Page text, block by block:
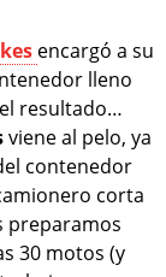
encargó a su
lleno
resultado…
viene al pelo, ya
contenedor
corta
preparamos
30 motos (y